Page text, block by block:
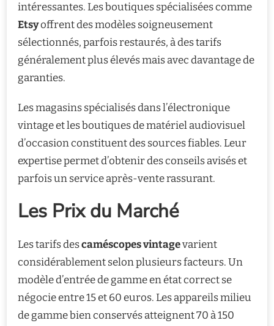
intéressantes. Les boutiques spécialisées comme
Etsyoffrent des modèles soigneusement
sélectionnés, parfois restaurés, à des tarifs
généralement plus élevés mais avec davantage de
garanties.
Les magasins spécialisés dans l’électronique
vintage et les boutiques de matériel audiovisuel
d’occasion constituent des sources fiables. Leur
expertise permet d’obtenir des conseils avisés et
parfois un service après-vente rassurant.
Les Prix du Marché
Les tarifs descaméscopes vintagevarient
considérablement selon plusieurs facteurs. Un
modèle d’entrée de gamme en état correct se
négocie entre 15 et 60 euros. Les appareils milieu
de gamme bien conservés atteignent 70 à 150